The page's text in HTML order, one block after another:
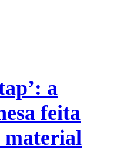
a
feita
material